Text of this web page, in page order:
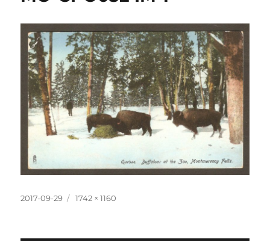
Publié
2017-09-29
Taille
1742 × 1160